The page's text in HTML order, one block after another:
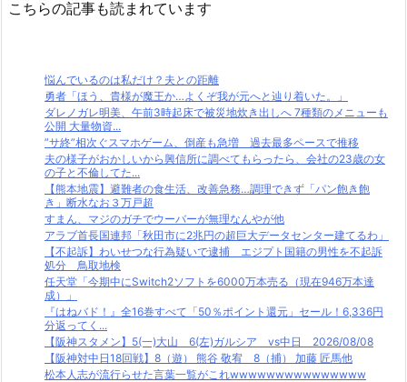
こちらの記事も読まれています
悩んでいるのは私だけ？夫との距離
勇者「ほう、貴様が魔王か…よくぞ我が元へと辿り着いた。」
ダレノガレ明美、午前3時起床で被災地炊き出しへ 7種類のメニューも
公開 大量物資...
”サ終”相次ぐスマホゲーム、倒産も急増 過去最多ペースで推移
夫の様子がおかしいから興信所に調べてもらったら、会社の23歳の女
の子と不倫してた...
【熊本地震】避難者の食生活、改善急務…調理できず「パン飽き飽
き」断水なお３万戸超
すまん、マジのガチでウーバーが無理なんやが他
アラブ首長国連邦「秋田市に2兆円の超巨大データセンター建てるわ」
【不起訴】わいせつな行為疑いで逮捕 エジプト国籍の男性を不起訴
処分 鳥取地検
任天堂「今期中にSwitch2ソフトを6000万本売る（現在946万本達
成）」
『はねバド！』全16巻すべて「50％ポイント還元」セール！6,336円
分返ってく...
【阪神スタメン】5(一)大山 6(左)ガルシア vs中日 2026/08/08
【阪神対中日18回戦】8（遊） 熊谷 敬宥 8（捕） 加藤 匠馬他
松本人志が流行らせた言葉一覧がこれwwwwwwwwwwwwwww